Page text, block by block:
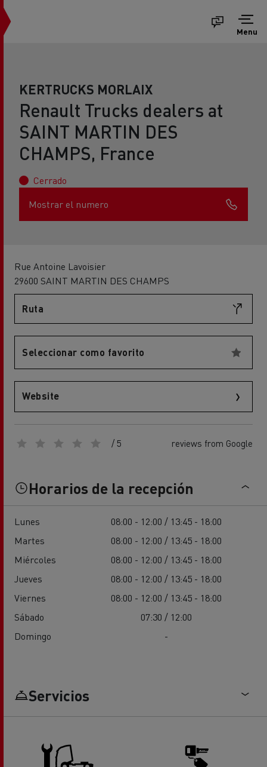
Menu
KERTRUCKS MORLAIX
Renault Trucks dealers at
SAINT MARTIN DES
CHAMPS, France
Cerrado
Mostrar el numero
Rue Antoine Lavoisier
29600 SAINT MARTIN DES CHAMPS
Ruta
Seleccionar como favorito
Website
/ 5 reviews from Google
Horarios de la recepción
Lunes
08:00 - 12:00 / 13:45 - 18:00
Martes
08:00 - 12:00 / 13:45 - 18:00
Miércoles
08:00 - 12:00 / 13:45 - 18:00
Jueves
08:00 - 12:00 / 13:45 - 18:00
Viernes
08:00 - 12:00 / 13:45 - 18:00
Sábado
07:30 / 12:00
Domingo
-
Servicios